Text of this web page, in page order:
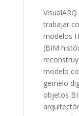
trabajar
modelos
(BIM
modelo
gemelo
objetos